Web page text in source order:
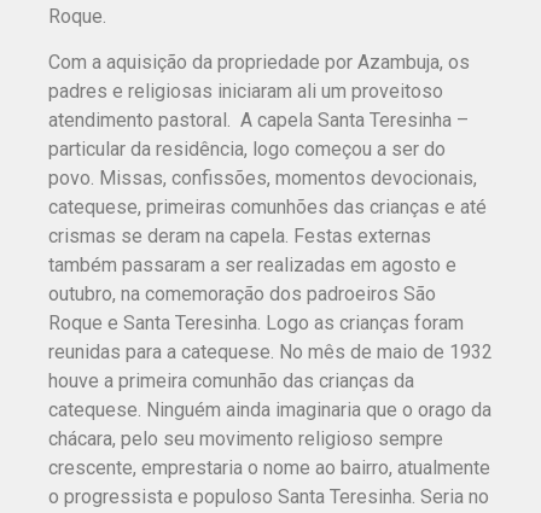
Roque.
Com a aquisição da propriedade por Azambuja, os
padres e religiosas iniciaram ali um proveitoso
atendimento pastoral. A capela Santa Teresinha –
particular da residência, logo começou a ser do
povo. Missas, confissões, momentos devocionais,
catequese, primeiras comunhões das crianças e até
crismas se deram na capela. Festas externas
também passaram a ser realizadas em agosto e
outubro, na comemoração dos padroeiros São
Roque e Santa Teresinha. Logo as crianças foram
reunidas para a catequese. No mês de maio de 1932
houve a primeira comunhão das crianças da
catequese. Ninguém ainda imaginaria que o orago da
chácara, pelo seu movimento religioso sempre
crescente, emprestaria o nome ao bairro, atualmente
o progressista e populoso Santa Teresinha. Seria no